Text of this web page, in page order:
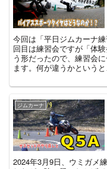
今回は「平日ジムカーナ
回目は練習会ですが「体
う形だったので、練習会
ます。何が違うかという
ジムカーナ
2024年3月9日、ウミガメ